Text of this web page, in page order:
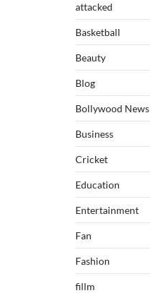
attacked
Basketball
Beauty
Blog
Bollywood News
Business
Cricket
Education
Entertainment
Fan
Fashion
fillm